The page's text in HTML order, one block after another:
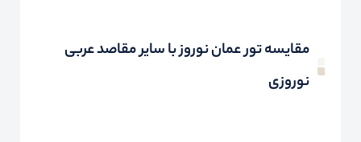
مقایسه تور عمان نوروز با سایر مقاصد عربی
نوروزی